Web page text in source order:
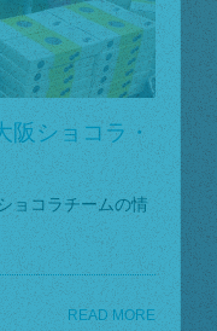
ショコラ・
ョコラチームの情